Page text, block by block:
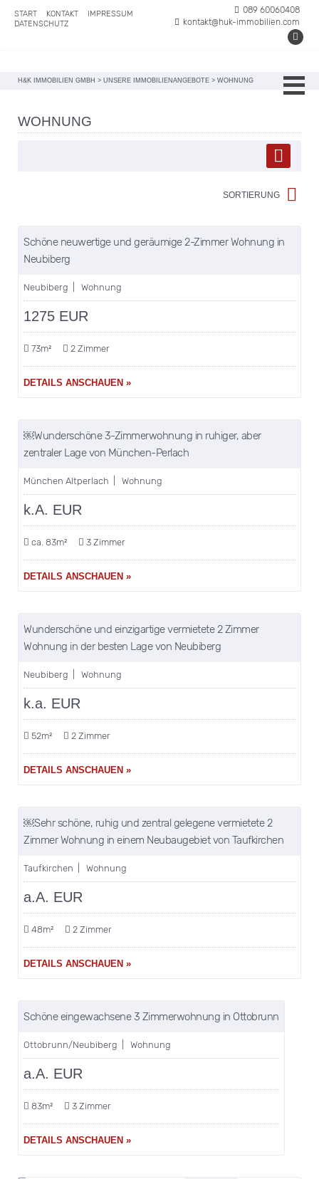
START KONTAKT
IMPRESSUM
DATENSCHUTZ
089 60060408
kontakt@huk-immobilien.com
H&K IMMOBILIEN GMBH > UNSERE IMMOBILIENANGEBOTE > WOHNUNG
WOHNUNG
SORTIERUNG
Schöne neuwertige und geräumige 2-Zimmer Wohnung in
Neubiberg
Neubiberg | Wohnung
1275 EUR
73m² 2 Zimmer
DETAILS ANSCHAUEN »
VERKAUFT!
￼Wunderschöne 3-Zimmerwohnung in ruhiger, aber
zentraler Lage von München-Perlach
München Altperlach | Wohnung
k.A. EUR
ca. 83m² 3 Zimmer
DETAILS ANSCHAUEN »
VERKAUFT!
Wunderschöne und einzigartige vermietete 2 Zimmer
Wohnung in der besten Lage von Neubiberg
Neubiberg | Wohnung
k.a. EUR
52m² 2 Zimmer
DETAILS ANSCHAUEN »
VERKAUFT!
￼Sehr schöne, ruhig und zentral gelegene vermietete 2
Zimmer Wohnung in einem Neubaugebiet von Taufkirchen
Taufkirchen | Wohnung
a.A. EUR
48m² 2 Zimmer
DETAILS ANSCHAUEN »
VERKAUFT!
Schöne eingewachsene 3 Zimmerwohnung in Ottobrunn
Ottobrunn/Neubiberg | Wohnung
a.A. EUR
83m² 3 Zimmer
DETAILS ANSCHAUEN »